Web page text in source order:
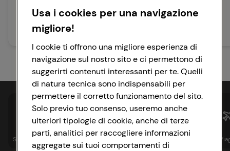
taggiasche
30 min
Spesa online Assicurazioni Sapori&
Usa i cookies per una navigazione
migliore!
I cookie ti offrono una migliore esperienza di
navigazione sul nostro sito e ci permettono di
suggerirti contenuti interessanti per te. Quelli
di natura tecnica sono indispensabili per
permettere il corretto funzionamento del sito.
Solo previo tuo consenso, useremo anche
ulteriori tipologie di cookie, anche di terze
parti, analitici per raccogliere informazioni
aggregate sui tuoi comportamenti di